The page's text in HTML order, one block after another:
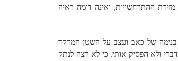
ההתרחשויות, ואינה דומה ראיה
בנימה של כאב ועצב על השטן המרקד
ולא הפסיק אותי. כי לא רצה לנתק